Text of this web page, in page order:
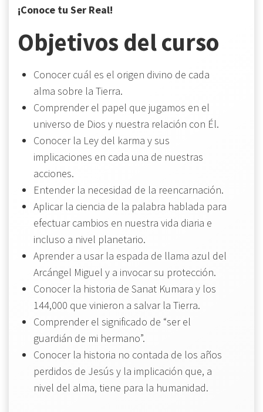
¡Conoce tu Ser Real!
Objetivos del curso
Conocer cuál es el origen divino de cada
alma sobre la Tierra.
Comprender el papel que jugamos en el
universo de Dios y nuestra relación con Él.
Conocer la Ley del karma y sus
implicaciones en cada una de nuestras
acciones.
Entender la necesidad de la reencarnación.
Aplicar la ciencia de la palabra hablada para
efectuar cambios en nuestra vida diaria e
incluso a nivel planetario.
Aprender a usar la espada de llama azul del
Arcángel Miguel y a invocar su protección.
Conocer la historia de Sanat Kumara y los
144,000 que vinieron a salvar la Tierra.
Comprender el significado de “ser el
guardián de mi hermano”.
Conocer la historia no contada de los años
perdidos de Jesús y la implicación que, a
nivel del alma, tiene para la humanidad.